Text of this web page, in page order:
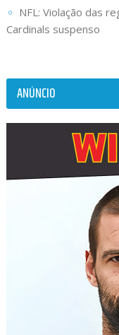
NFL: Violação das
Cardinals suspenso
ANÚNCIO